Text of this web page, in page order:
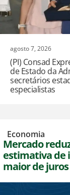
agosto 7, 2026
(PI) Consad
de Estado da
secretários
especialistas
Economia
Mercado
estimativa de
maior de juros